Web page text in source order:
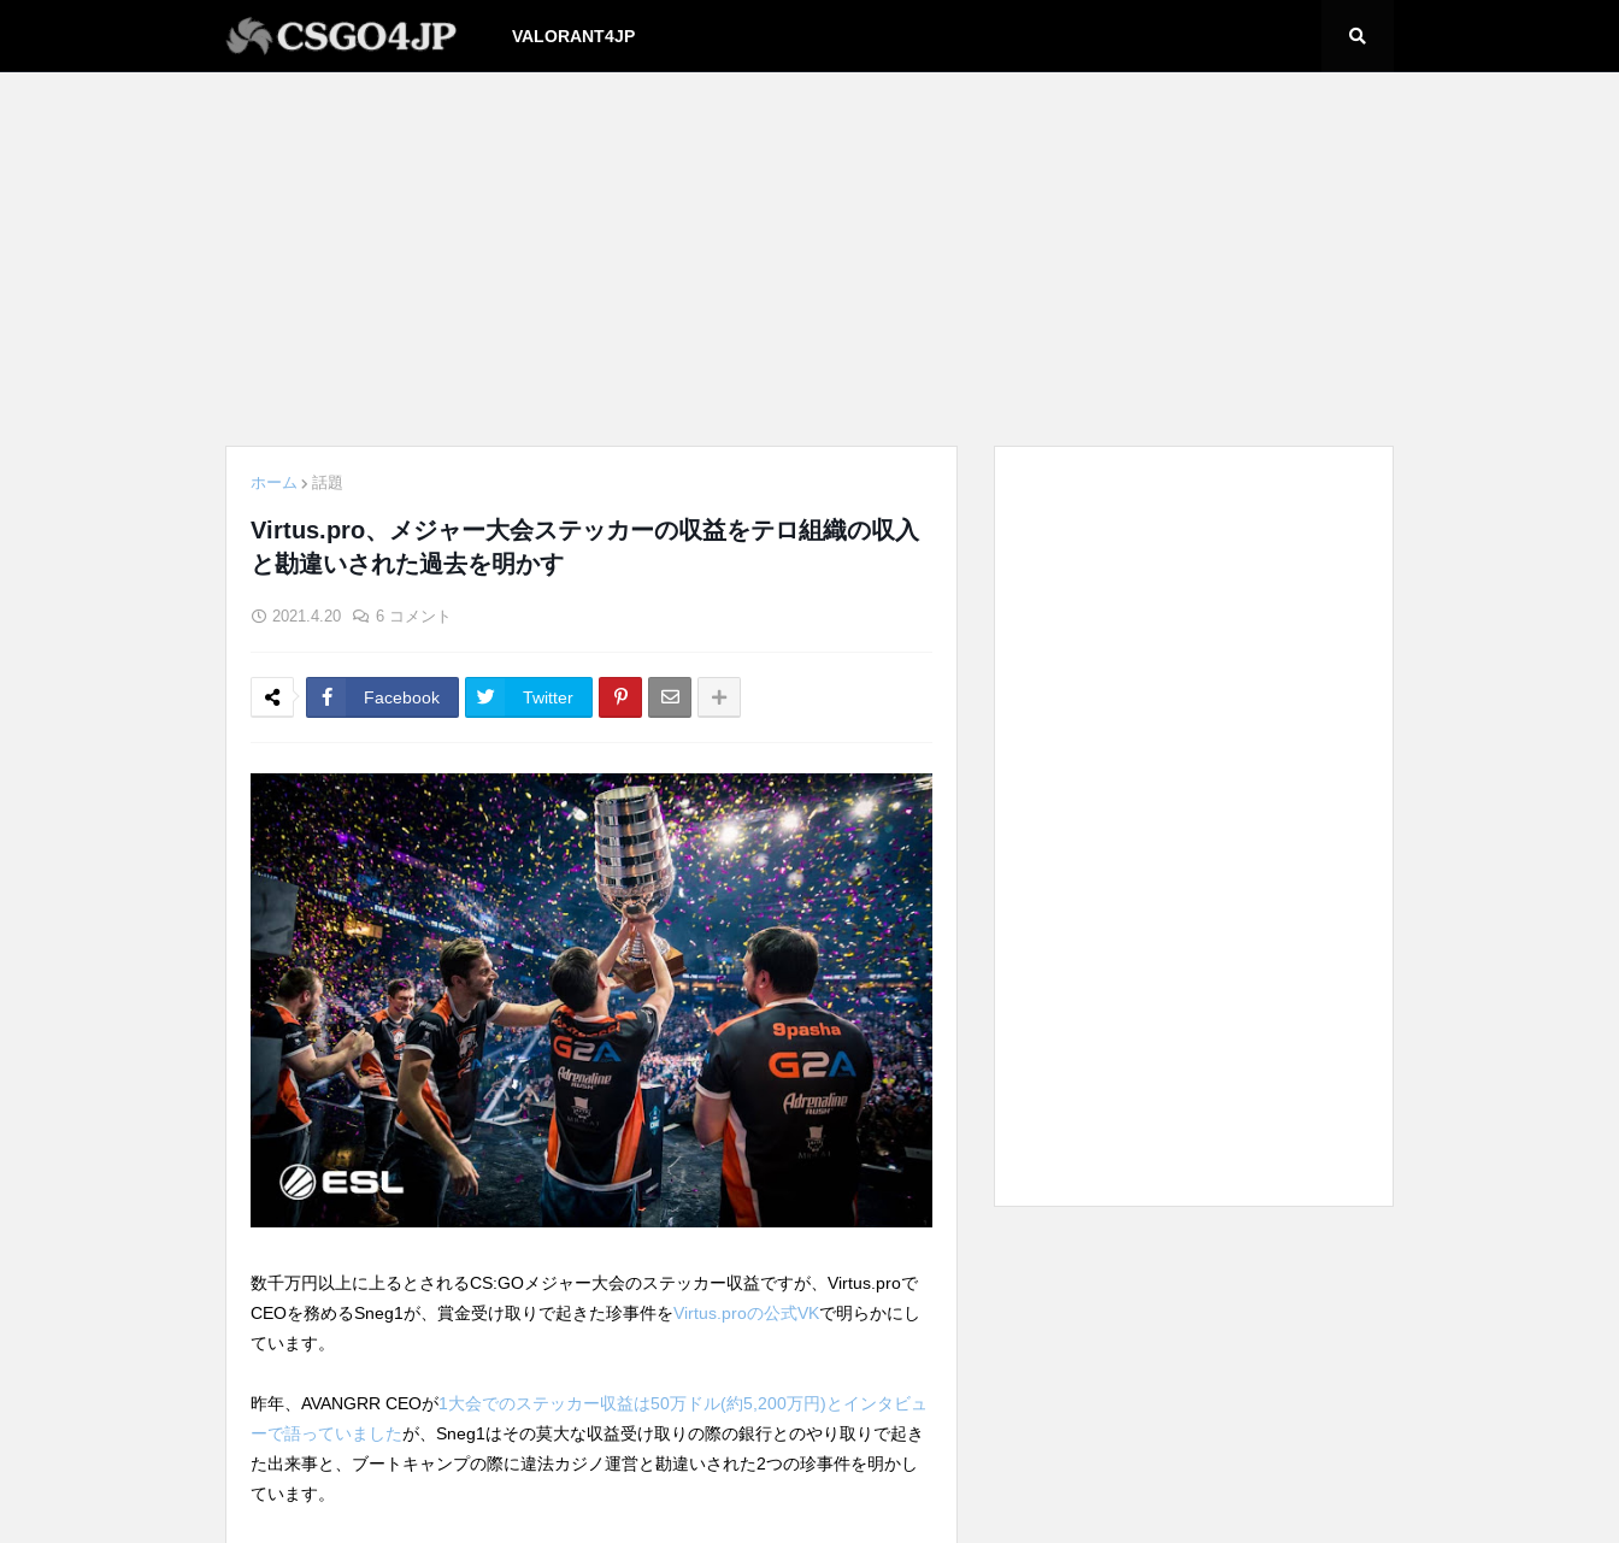
VALORANT4JP
ホーム 話題
Virtus.pro、メジャー大会ステッカーの収益をテロ組織の収入
と勘違いされた過去を明かす
2021.4.20 6 コメント
Facebook Twitter
数千万円以上に上るとされるCS:GOメジャー大会のステッカー収益ですが、Virtus.proで
CEOを務めるSneg1が、賞金受け取りで起きた珍事件をVirtus.proの公式VKで明らかにし
ています。
昨年、AVANGRR CEOが1大会でのステッカー収益は50万ドル(約5,200万円)とインタビュ
ーで語っていましたが、Sneg1はその莫大な収益受け取りの際の銀行とのやり取りで起き
た出来事と、ブートキャンプの際に違法カジノ運営と勘違いされた2つの珍事件を明かし
ています。